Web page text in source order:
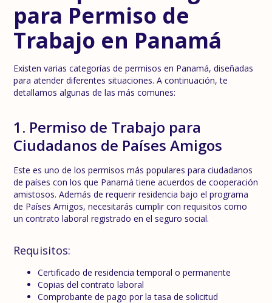
para Permiso de
Trabajo en Panamá
Existen varias categorías de permisos en Panamá, diseñadas
para atender diferentes situaciones. A continuación, te
detallamos algunas de las más comunes:
1. Permiso de Trabajo para
Ciudadanos de Países Amigos
Este es uno de los permisos más populares para ciudadanos
de países con los que Panamá tiene acuerdos de cooperación
amistosos. Además de requerir residencia bajo el programa
de Países Amigos, necesitarás cumplir con requisitos como
un contrato laboral registrado en el seguro social.
Requisitos:
Certificado de residencia temporal o permanente
Copias del contrato laboral
Comprobante de pago por la tasa de solicitud